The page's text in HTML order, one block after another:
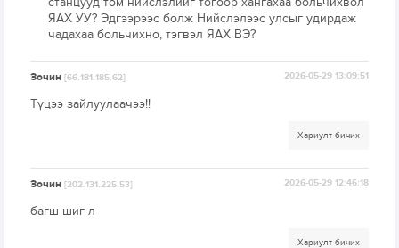
ЯАХ УУ? Эдгээрээс болж Нийслэлээс улсыг удирдаж
чадахаа больчихно, тэгвэл ЯАХ ВЭ?
Зочин[66.181.185.62] 2026-05-29 13:09:51
Түцээ зайлуулаачээ!!
Хариулт бичих
Зочин[202.131.225.53] 2026-05-29 12:46:18
багш шиг л
Хариулт бичих